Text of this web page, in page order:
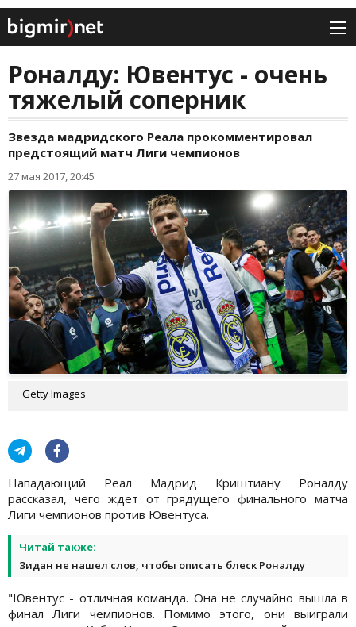
Роналду: Ювентус - очень
тяжелый соперник
Звезда мадридского Реала прокомментировал
предстоящий матч Лиги чемпионов
27 мая 2017, 20:45
Getty Images
Нападающий Реал Мадрид Криштиану Роналду
рассказал, чего ждет от грядущего финального матча
Лиги чемпионов против Ювентуса.
Читай также:
Зидан не нашел слов, чтобы описать блеск Роналду
"Ювентус - отличная команда. Она не случайно вышла в
финал Лиги чемпионов. Помимо этого, они выиграли